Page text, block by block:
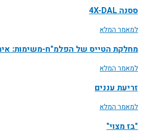
ססנה 4X-DAL
למאמר המלא
מחלקת הטייס של הפלמ"ח-משימות:
למאמר המלא
זריעת עננים
למאמר המלא
"בז מצוי"